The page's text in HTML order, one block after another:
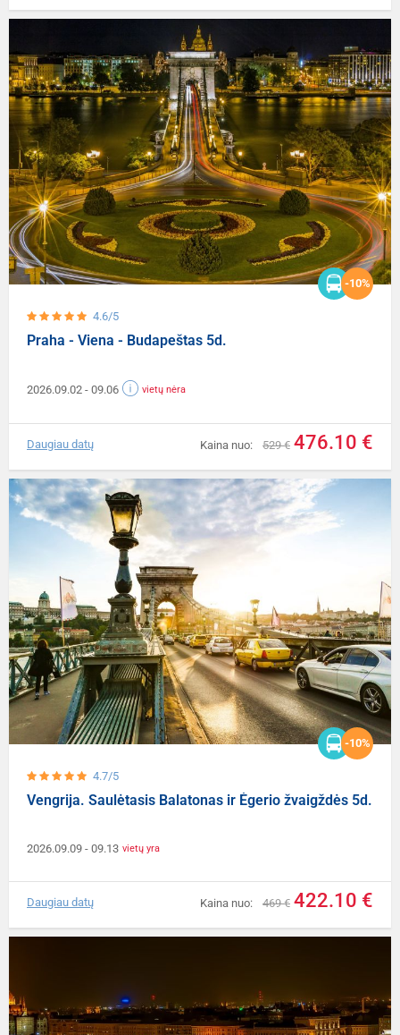
4.6/5
-10%
Praha - Viena - Budapeštas 5d.
2026.09.02 - 09.06 vietų nėra
Kaina nuo: 529 € 476.10 €
Daugiau datų
4.7/5
-10%
Vengrija. Saulėtasis Balatonas ir Ėgerio žvaigždės 5d.
2026.09.09 - 09.13 vietų yra
Kaina nuo: 469 € 422.10 €
Daugiau datų